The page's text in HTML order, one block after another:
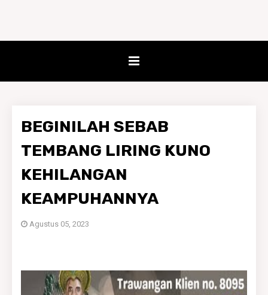
BEGINILAH SEBAB
TEMBANG LIRING KUNO
KEHILANGAN
KEAMPUHANNYA
Agustus 05, 2023